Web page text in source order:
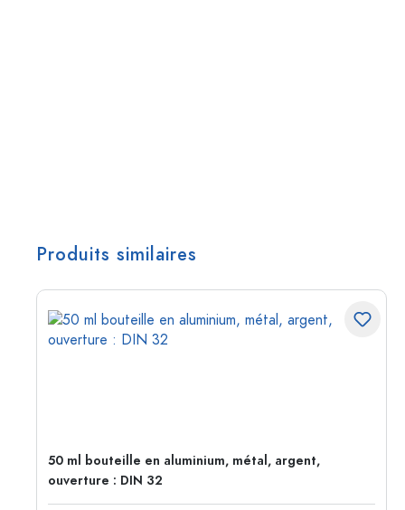
Produits similaires
50 ml bouteille en aluminium, métal, argent,
ouverture : DIN 32